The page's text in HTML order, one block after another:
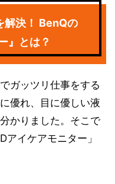
解決！ BenQの
』とは？
ガッツリ仕事をする
優れ、目に優しい液
かりました。そこで
イケアモニター」